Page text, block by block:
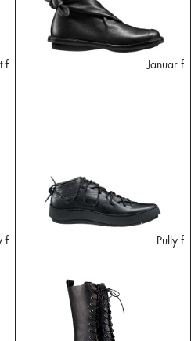
f Januar f
f Pully f